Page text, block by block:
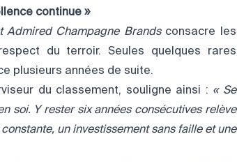
continue »
Admired Champagne Brandsconsacre les
du terroir. Seules quelques rares
plusieurs années de suite.
du classement, souligne ainsi : « Se
soi. Y rester six années consécutives relève
un investissement sans faille et une